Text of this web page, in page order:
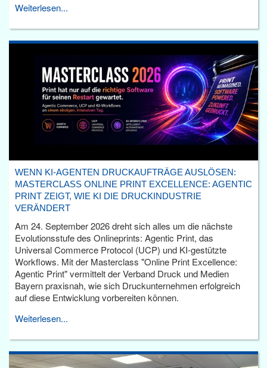
Weiterlesen...
WENN KI-AGENTEN DRUCKAUFTRÄGE AUSLÖSEN:
MASTERCLASS ONLINE PRINT EXCELLENCE: AGENTIC
PRINT ZEIGT, WIE KI DIE DRUCKINDUSTRIE
VERÄNDERT
Am 24. September 2026 dreht sich alles um die nächste
Evolutionsstufe des Onlineprints: Agentic Print, das
Universal Commerce Protocol (UCP) und KI-gestützte
Workflows. Mit der Masterclass "Online Print Excellence:
Agentic Print" vermittelt der Verband Druck und Medien
Bayern praxisnah, wie sich Druckunternehmen erfolgreich
auf diese Entwicklung vorbereiten können.
Weiterlesen...